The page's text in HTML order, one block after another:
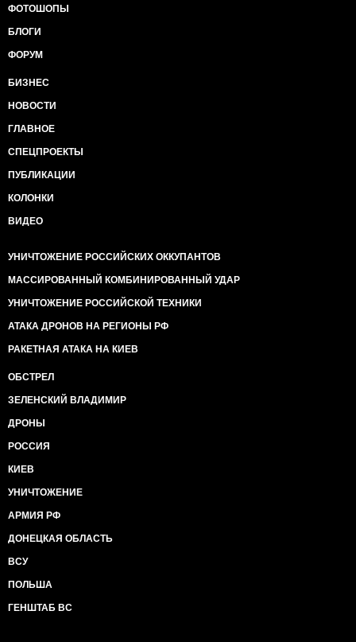
ФОТОШОПЫ
БЛОГИ
ФОРУМ
БИЗНЕС
НОВОСТИ
ГЛАВНОЕ
СПЕЦПРОЕКТЫ
ПУБЛИКАЦИИ
КОЛОНКИ
ВИДЕО
УНИЧТОЖЕНИЕ РОССИЙСКИХ ОККУПАНТОВ
МАССИРОВАННЫЙ КОМБИНИРОВАННЫЙ УДАР
УНИЧТОЖЕНИЕ РОССИЙСКОЙ ТЕХНИКИ
АТАКА ДРОНОВ НА РЕГИОНЫ РФ
РАКЕТНАЯ АТАКА НА КИЕВ
ОБСТРЕЛ
ЗЕЛЕНСКИЙ ВЛАДИМИР
ДРОНЫ
РОССИЯ
КИЕВ
УНИЧТОЖЕНИЕ
АРМИЯ РФ
ДОНЕЦКАЯ ОБЛАСТЬ
ВСУ
ПОЛЬША
ГЕНШТАБ ВС